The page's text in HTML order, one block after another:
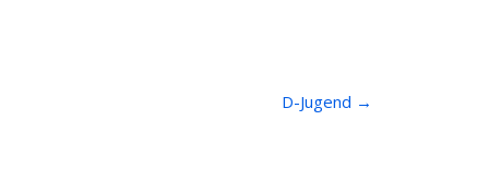
D-Jugend →